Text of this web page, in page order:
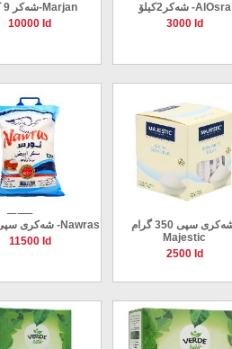
شەکر 9 کیلۆ-Marjan
10000 Id
شەکر2کیلۆ -AlOsra
3000 Id
شەکری سپی 10 کیلۆ -Nawras
11500 Id
شەکری سپی 350 گرام-
Majestic
2500 Id